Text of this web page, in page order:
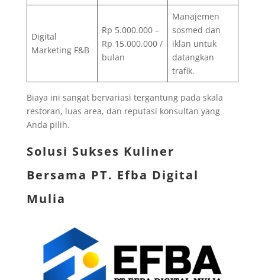
Digital
Marketing F&B
Rp 5.000.000 –
Rp 15.000.000 /
bulan
Manajemen
sosmed dan
iklan untuk
datangkan
trafik.
Biaya ini sangat bervariasi tergantung pada skala
restoran, luas area, dan reputasi konsultan yang
Anda pilih.
Solusi Sukses Kuliner
Bersama PT. Efba Digital
Mulia